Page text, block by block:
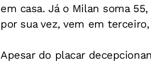
em casa. Já o Milan soma
por sua vez, vem em
Apesar do placar